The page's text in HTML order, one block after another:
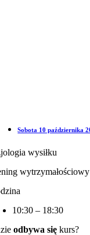
Sobota 10 października
wysiłku
10:30 – 18:30
odbywa się kurs?